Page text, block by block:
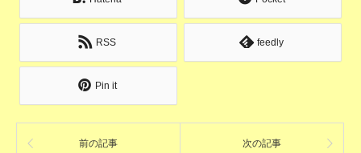
RSS feedly
Pin it
前の記事 次の記事